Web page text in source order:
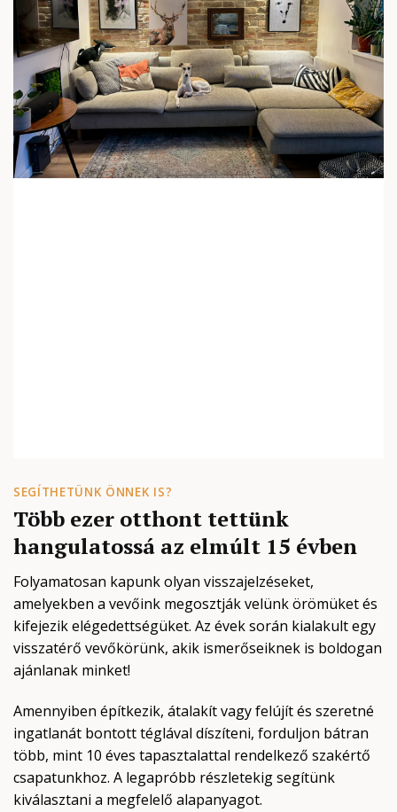
SEGÍTHETÜNK ÖNNEK IS?
Több ezer otthont tettünk
hangulatossá az elmúlt 15 évben
Folyamatosan kapunk olyan visszajelzéseket,
amelyekben a vevőink megosztják velünk örömüket és
kifejezik elégedettségüket. Az évek során kialakult egy
visszatérő vevőkörünk, akik ismerőseiknek is boldogan
ajánlanak minket!
Amennyiben építkezik, átalakít vagy felújít és szeretné
ingatlanát bontott téglával díszíteni, forduljon bátran
több, mint 10 éves tapasztalattal rendelkező szakértő
csapatunkhoz. A legapróbb részletekig segítünk
kiválasztani a megfelelő alapanyagot.